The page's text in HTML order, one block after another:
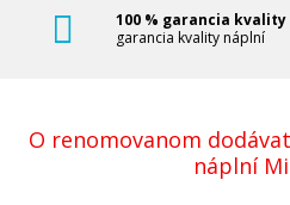
100 % garancia kvality
garancia kvality náplní
O renomovanom
náplní